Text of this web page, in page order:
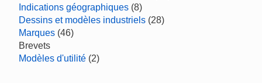
Indications géographiques (8)
Dessins et modèles industriels (28)
Marques (46)
Brevets
Modèles d'utilité (2)